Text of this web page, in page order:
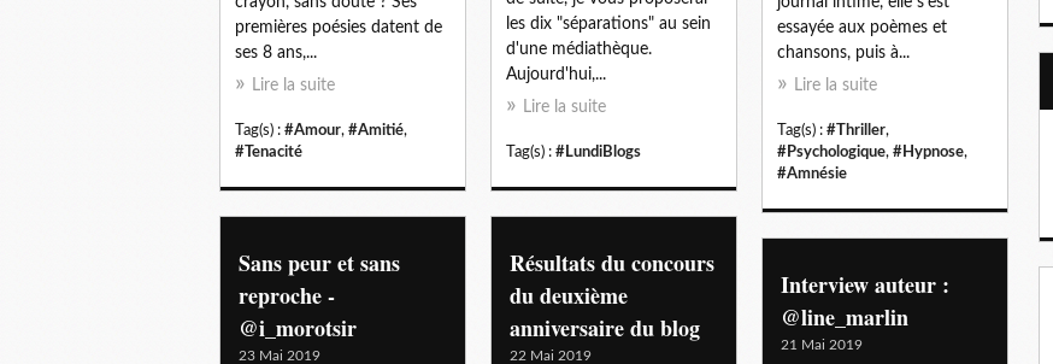
les dix "séparations" au sein
d'une médiathèque.
Aujourd'hui,...
Lire la suite
Tag(s) : #LundiBlogs
premières poésies datent de
ses 8 ans,...
Lire la suite
Tag(s) : #Amour, #Amitié,
#Tenacité
essayée aux poèmes et
chansons, puis à...
Lire la suite
Tag(s) : #Thriller,
#Psychologique, #Hypnose,
#Amnésie
Sans peur et sans
reproche -
@i_morotsir
23 Mai 2019
Résultats du concours
du deuxième
anniversaire du blog
22 Mai 2019
Interview auteur :
@line_marlin
21 Mai 2019